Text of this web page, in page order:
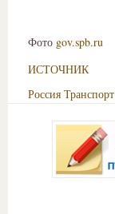
Фото gov.spb.ru
ИСТОЧНИК
Россия Транспорт